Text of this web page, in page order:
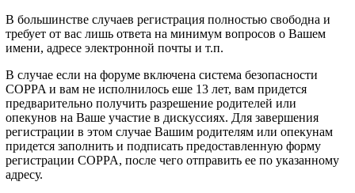
В большинстве случаев регистрация полностью свободна и
требует от вас лишь ответа на минимум вопросов о Вашем
имени, адресе электронной почты и т.п.
В случае если на форуме включена система безопасности
COPPA и вам не исполнилось еше 13 лет, вам придется
предварительно получить разрешение родителей или
опекунов на Ваше участие в дискуссиях. Для завершения
регистрации в этом случае Вашим родителям или опекунам
придется заполнить и подписать предоставленную форму
регистрации COPPA, после чего отправить ее по указанному
адресу.